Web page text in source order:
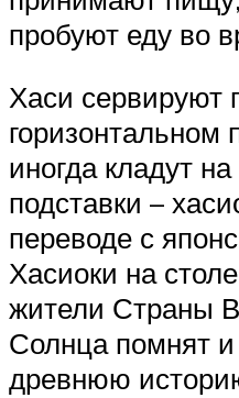
пробуют еду во
Хаси сервируют
горизонтальном
иногда кладут
подставки –
переводе с
Хасиоки на
жители Страны
Солнца помнят
древнюю